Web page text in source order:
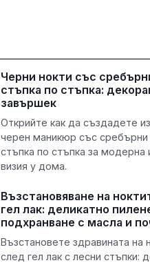
Черни нокти със
стъпка по стъпка:
завършек
Открийте как да създадете
черен маникюр със сребърни
стъпка по стъпка за модерна
визия у дома.
Възстановяване на
гел лак: деликатно
подхранване с масла и
Възстановете здравината на
след гел лак с лесни стъпки: